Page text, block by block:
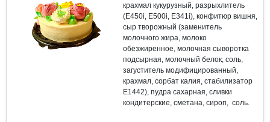
крахмал кукурузный, разрыхлитель
(Е450i, E500i, E341i), конфитюр вишня,
сыр творожный (заменитель
молочного жира, молоко
обезжиренное, молочная сыворотка
подсырная, молочный белок, соль,
загуститель модифицированный,
крахмал, сорбат калия, стабилизатор
Е1442), пудра сахарная, сливки
кондитерские, сметана, сироп, соль.